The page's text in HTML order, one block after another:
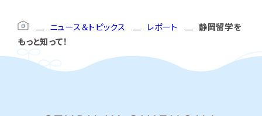
ニュース＆トピックス レポート
静岡留学を
もっと知って！